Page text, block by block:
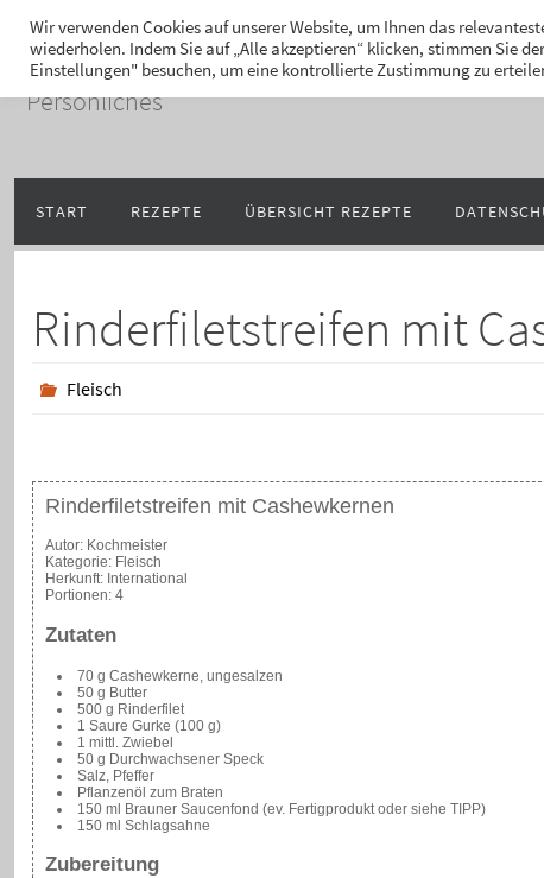
Zum
Inhalt
springen
Hans-Jürgen Lukaschik
Persönliches
Inhalt
springen
START REZEPTE ÜBERSICHT REZEPTE
Rinderfiletstreifen mit
Fleisch
Rinderfiletstreifen mit Cashewkernen
Autor: Kochmeister
Kategorie: Fleisch
Herkunft: International
Portionen: 4
Zutaten
70 g Cashewkerne, ungesalzen
50 g Butter
500 g Rinderfilet
1 Saure Gurke (100 g)
1 mittl. Zwiebel
50 g Durchwachsener Speck
Salz, Pfeffer
Pflanzenöl zum Braten
150 ml Brauner Saucenfond (ev. Fertigprodukt oder siehe TIPP)
150 ml Schlagsahne
Zubereitung
Wir verwenden Cookies auf unserer Website, um Ihnen das
wiederholen. Indem Sie auf „Alle akzeptieren“ klicken, stimmen Sie
Einstellungen" besuchen, um eine kontrollierte Zustimmung zu